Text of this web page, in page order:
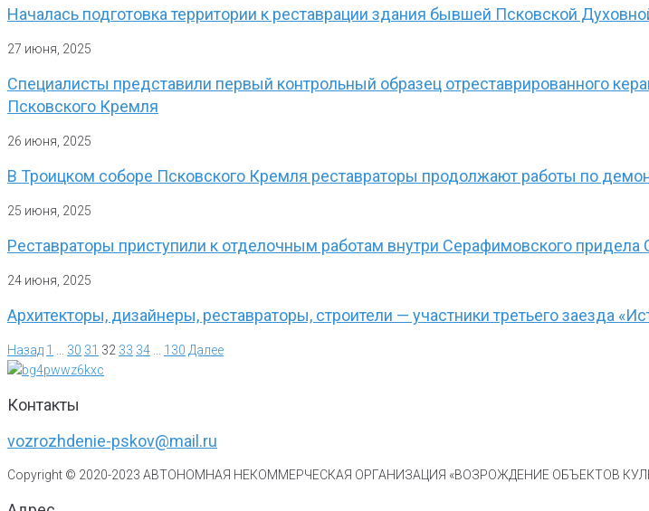
Началась подготовка территории к реставрации здания бывшей Псковской
27 июня, 2025
Специалисты представили первый контрольный образец отреставрированного
Псковского Кремля
26 июня, 2025
В Троицком соборе Псковского Кремля реставраторы продолжают работы по
25 июня, 2025
Реставраторы приступили к отделочным работам внутри Серафимовского придела
24 июня, 2025
Архитекторы, дизайнеры, реставраторы, строители — участники третьего заезда
Назад 1 30 31 32 33 34 130 Далее
Контакты
vozrozhdenie-pskov@mail.ru
Copyright © 2020-2023 АВТОНОМНАЯ НЕКОММЕРЧЕСКАЯ ОРГАНИЗАЦИЯ «ВОЗРОЖДЕНИЕ ОБЪЕКТОВ